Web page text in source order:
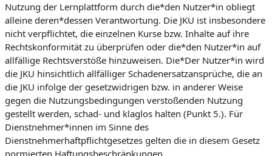
Nutzung der Lernplattform durch die*den Nutzer*in obliegt
alleine deren*dessen Verantwortung. Die JKU ist insbesondere
nicht verpflichtet, die einzelnen Kurse bzw. Inhalte auf ihre
Rechtskonformität zu überprüfen oder die*den Nutzer*in auf
allfällige Rechtsverstöße hinzuweisen. Die*Der Nutzer*in wird
die JKU hinsichtlich allfälliger Schadenersatzansprüche, die an
die JKU infolge der gesetzwidrigen bzw. in anderer Weise
gegen die Nutzungsbedingungen verstoßenden Nutzung
gestellt werden, schad- und klaglos halten (Punkt 5.). Für
Dienstnehmer*innen im Sinne des
Dienstnehmerhaftpflichtgesetzes gelten die in diesem Gesetz
normierten Haftungsbeschränkungen.